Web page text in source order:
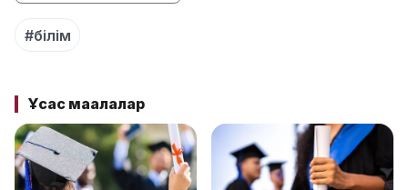
#білім
Ұқсас мақалалар